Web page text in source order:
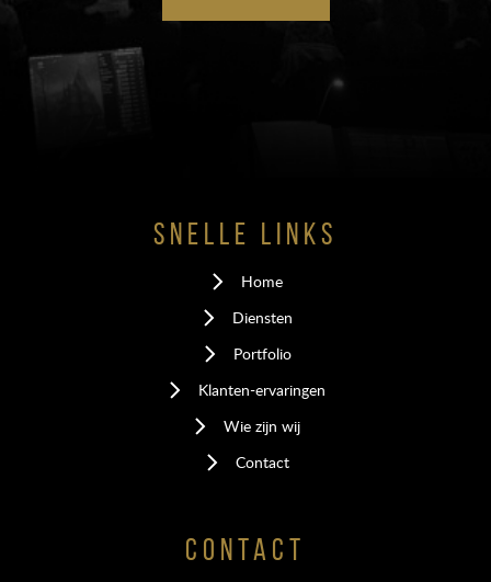
SNELLE LINKS
Home
Diensten
Portfolio
Klanten-ervaringen
Wie zijn wij
Contact
CONTACT